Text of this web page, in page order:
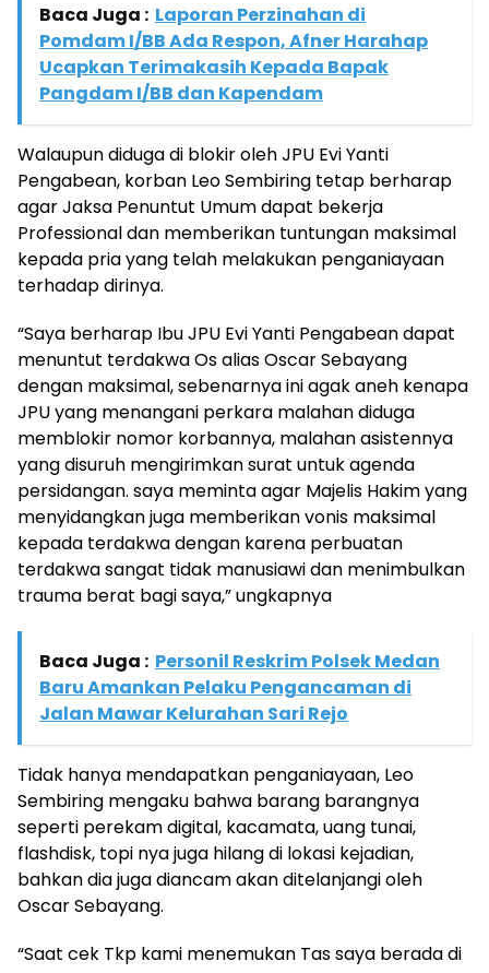
Baca Juga : Laporan Perzinahan di
Pomdam I/BB Ada Respon, Afner Harahap
Ucapkan Terimakasih Kepada Bapak
Pangdam I/BB dan Kapendam
Walaupun diduga di blokir oleh JPU Evi Yanti
Pengabean, korban Leo Sembiring tetap berharap
agar Jaksa Penuntut Umum dapat bekerja
Professional dan memberikan tuntungan maksimal
kepada pria yang telah melakukan penganiayaan
terhadap dirinya.
“Saya berharap Ibu JPU Evi Yanti Pengabean dapat
menuntut terdakwa Os alias Oscar Sebayang
dengan maksimal, sebenarnya ini agak aneh kenapa
JPU yang menangani perkara malahan diduga
memblokir nomor korbannya, malahan asistennya
yang disuruh mengirimkan surat untuk agenda
persidangan. saya meminta agar Majelis Hakim yang
menyidangkan juga memberikan vonis maksimal
kepada terdakwa dengan karena perbuatan
terdakwa sangat tidak manusiawi dan menimbulkan
trauma berat bagi saya,” ungkapnya
Baca Juga : Personil Reskrim Polsek Medan
Baru Amankan Pelaku Pengancaman di
Jalan Mawar Kelurahan Sari Rejo
Tidak hanya mendapatkan penganiayaan, Leo
Sembiring mengaku bahwa barang barangnya
seperti perekam digital, kacamata, uang tunai,
flashdisk, topi nya juga hilang di lokasi kejadian,
bahkan dia juga diancam akan ditelanjangi oleh
Oscar Sebayang.
“Saat cek Tkp kami menemukan Tas saya berada di